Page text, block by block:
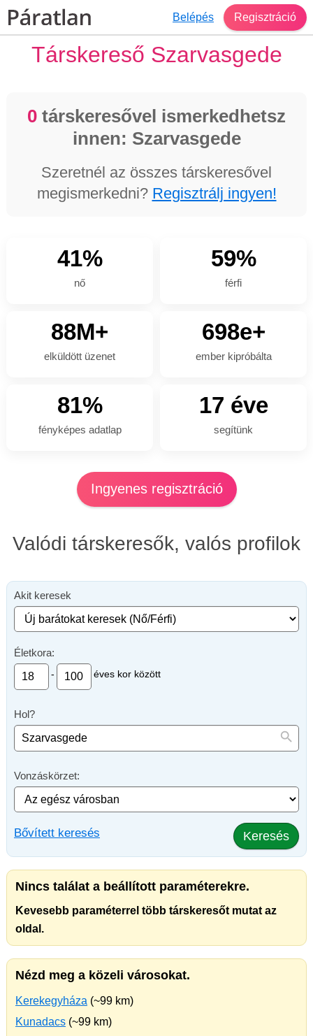
Belépés Regisztráció
Társkereső Szarvasgede
0 társkeresővel ismerkedhetsz
innen: Szarvasgede
Szeretnél az összes társkeresővel
megismerkedni? Regisztrálj ingyen!
41%
nő
59%
férfi
88M+
elküldött üzenet
698e+
ember kipróbálta
81%
fényképes adatlap
17 éve
segítünk
Ingyenes regisztráció
Valódi társkeresők, valós profilok
Akit keresek
Életkora:
- éves kor között
Hol?
Vonzáskörzet:
Bővített keresés Keresés
Nincs találat a beállított paraméterekre.
Kevesebb paraméterrel több társkeresőt mutat az
oldal.
Nézd meg a közeli városokat.
Kerekegyháza (~99 km)
Kunadacs (~99 km)